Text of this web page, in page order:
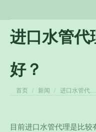
进口水管代
好？
您在这里：
首页 新闻 进口水管代…
目前进口水管代理是比